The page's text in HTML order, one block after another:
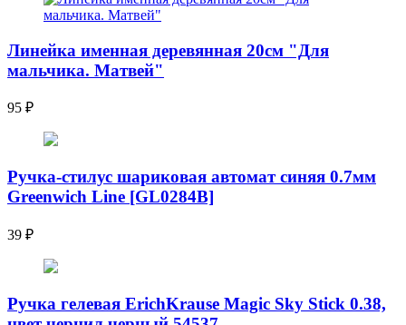
Линейка именная деревянная 20см "Для
мальчика. Матвей"
95 ₽
Ручка-стилус шариковая автомат синяя 0.7мм
Greenwich Line [GL0284B]
39 ₽
Ручка гелевая ErichKrause Magic Sky Stick 0.38,